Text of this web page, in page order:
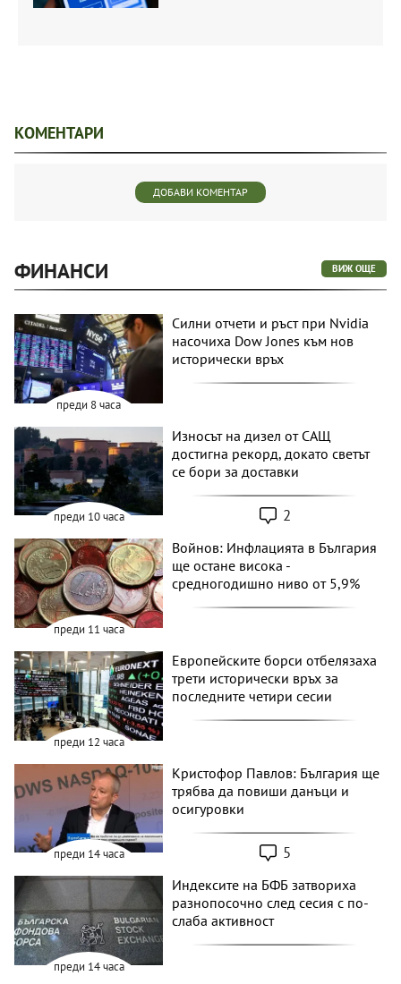
КОМЕНТАРИ
ДОБАВИ КОМЕНТАР
ФИНАНСИ ВИЖ ОЩЕ
преди 8 часа
Силни отчети и ръст при Nvidia
насочиха Dow Jones към нов
исторически връх
преди 10 часа
Износът на дизел от САЩ
достигна рекорд, докато светът
се бори за доставки
2
преди 11 часа
Войнов: Инфлацията в България
ще остане висока -
средногодишно ниво от 5,9%
преди 12 часа
Европейските борси отбелязаха
трети исторически връх за
последните четири сесии
преди 14 часа
Кристофор Павлов: България ще
трябва да повиши данъци и
осигуровки
5
преди 14 часа
Индексите на БФБ затвориха
разнопосочно след сесия с по-
слаба активност